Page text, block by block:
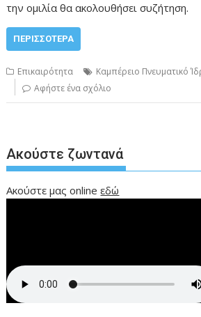
την ομιλία θα ακολουθήσει συζήτηση.
ΠΕΡΙΣΣΌΤΕΡΑ
Επικαιρότητα
Καμπέρειο Πνευματικό
Αφήστε ένα σχόλιο
Ακούστε ζωντανά
Ακούστε μας onlineεδώ